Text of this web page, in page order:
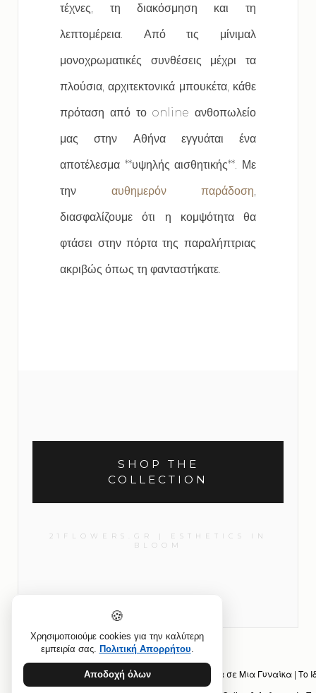
τέχνες, τη διακόσμηση και τη
λεπτομέρεια. Από τις μίνιμαλ
μονοχρωματικές συνθέσεις μέχρι τα
πλούσια, αρχιτεκτονικά μπουκέτα, κάθε
πρόταση από το online ανθοπωλείο
μας στην Αθήνα εγγυάται ένα
αποτέλεσμα **υψηλής αισθητικής**. Με
την αυθημερόν παράδοση,
διασφαλίζουμε ότι η κομψότητα θα
φτάσει στην πόρτα της παραλήπτριας
ακριβώς όπως τη φανταστήκατε.
SHOP THE
COLLECTION
21FLOWERS.GR | ESTHETICS IN
BLOOM
Προηγούμενο άρθρο: Όταν Στέλνεις Λουλούδια σε Μια Γυναίκα | Το
🍪
Χρησιμοποιούμε cookies για την καλύτερη
εμπειρία σας. Πολιτική Απορρήτου.
Αποδοχή όλων